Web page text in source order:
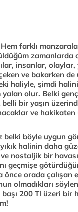
farklı
zamanlarda
insanlar,
ve bakarken de
haliyle, şimdi halini
olur. Belki
bir yaşın
ve
böyle uygun
halinin daha
nostaljik bir
geçmişe
önce orada çalışan
olmadıkları
200 Tl üzeri bir